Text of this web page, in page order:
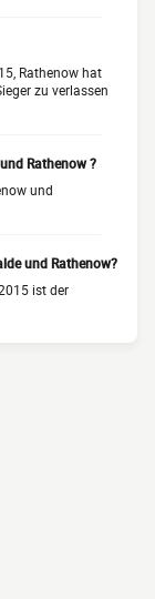
Rathenow hat
zu verlassen
Rathenow ?
und
und Rathenow?
ist der